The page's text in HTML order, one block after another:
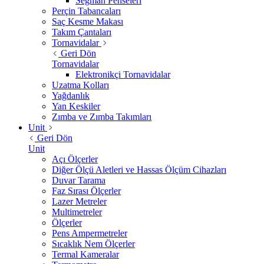
Perçin Tabancaları
Saç Kesme Makası
Takım Çantaları
Tornavidalar
Geri Dön
Tornavidalar
Elektronikçi Tornavidalar
Uzatma Kolları
Yağdanlık
Yan Keskiler
Zımba ve Zımba Takımları
Unit
Geri Dön
Unit
Açı Ölçerler
Diğer Ölçü Aletleri ve Hassas Ölçüm Cihazları
Duvar Tarama
Faz Sırası Ölçerler
Lazer Metreler
Multimetreler
Ölçerler
Pens Ampermetreler
Sıcaklık Nem Ölçerler
Termal Kameralar